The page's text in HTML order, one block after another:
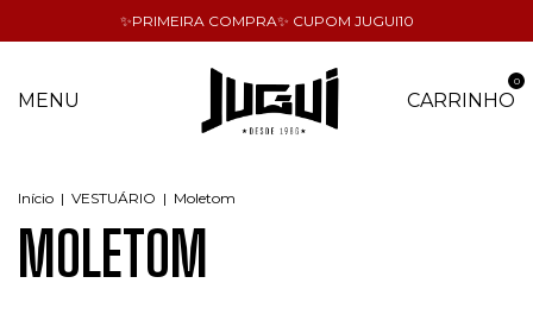
✨PRIMEIRA COMPRA✨ CUPOM JUGUI10
MENU CARRINHO
0
Início | VESTUÁRIO | Moletom
MOLETOM